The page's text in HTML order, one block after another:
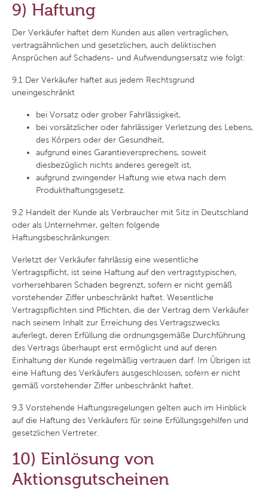
9) Haftung
Der Verkäufer haftet dem Kunden aus allen vertraglichen,
vertragsähnlichen und gesetzlichen, auch deliktischen
Ansprüchen auf Schadens- und Aufwendungsersatz wie folgt:
9.1 Der Verkäufer haftet aus jedem Rechtsgrund
uneingeschränkt
bei Vorsatz oder grober Fahrlässigkeit,
bei vorsätzlicher oder fahrlässiger Verletzung des Lebens,
des Körpers oder der Gesundheit,
aufgrund eines Garantieversprechens, soweit
diesbezüglich nichts anderes geregelt ist,
aufgrund zwingender Haftung wie etwa nach dem
Produkthaftungsgesetz.
9.2 Handelt der Kunde als Verbraucher mit Sitz in Deutschland
oder als Unternehmer, gelten folgende
Haftungsbeschränkungen:
Verletzt der Verkäufer fahrlässig eine wesentliche
Vertragspflicht, ist seine Haftung auf den vertragstypischen,
vorhersehbaren Schaden begrenzt, sofern er nicht gemäß
vorstehender Ziffer unbeschränkt haftet. Wesentliche
Vertragspflichten sind Pflichten, die der Vertrag dem Verkäufer
nach seinem Inhalt zur Erreichung des Vertragszwecks
auferlegt, deren Erfüllung die ordnungsgemäße Durchführung
des Vertrags überhaupt erst ermöglicht und auf deren
Einhaltung der Kunde regelmäßig vertrauen darf. Im Übrigen ist
eine Haftung des Verkäufers ausgeschlossen, sofern er nicht
gemäß vorstehender Ziffer unbeschränkt haftet.
9.3 Vorstehende Haftungsregelungen gelten auch im Hinblick
auf die Haftung des Verkäufers für seine Erfüllungsgehilfen und
gesetzlichen Vertreter.
10) Einlösung von
Aktionsgutscheinen